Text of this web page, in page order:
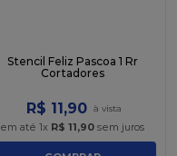
Stencil Feliz Pascoa 1 Rr
Cortadores
R$ 11,90
em até 1x R$ 11,90 sem juros